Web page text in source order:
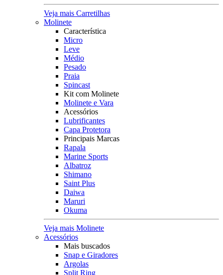
Veja mais Carretilhas
Molinete
Característica
Micro
Leve
Médio
Pesado
Praia
Spincast
Kit com Molinete
Molinete e Vara
Acessórios
Lubrificantes
Capa Protetora
Principais Marcas
Rapala
Marine Sports
Albatroz
Shimano
Saint Plus
Daiwa
Maruri
Okuma
Veja mais Molinete
Acessórios
Mais buscados
Snap e Giradores
Argolas
Split Ring